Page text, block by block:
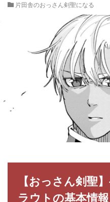
片田舎のおっさん剣聖になる
【おっさん剣聖
ラウトの基本情報